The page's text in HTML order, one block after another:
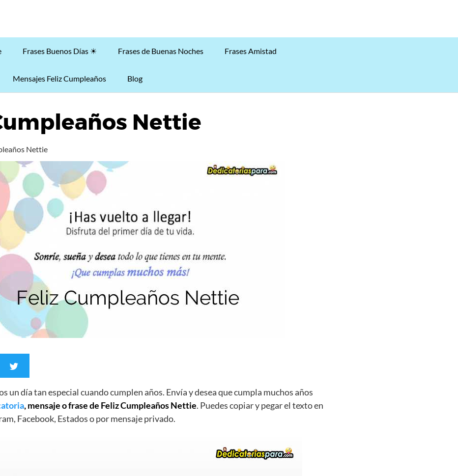
Frases Buenos Días ☀ Frases de Buenas Noches Frases Amistad
Mensajes Feliz Cumpleaños Blog
Nettie
Nettie
un día tan especial cuando cumplen años. Envía y desea que cumpla muchos años
, mensaje o frase de Feliz Cumpleaños Nettie. Puedes copiar y pegar el texto en
Facebook, Estados o por mensaje privado.